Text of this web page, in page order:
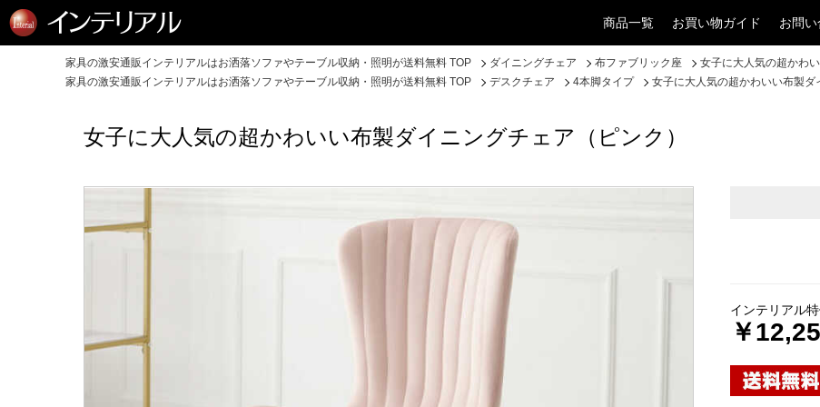
商品一覧 お買い物ガイド お問
家具の激安通販インテリアルはお洒落ソファやテーブル収納・照明が送料無料 TOP ダイニングチェア 布ファブリック座
女子に大人気の超かわ
家具の激安通販インテリアルはお洒落ソファやテーブル収納・照明が送料無料 TOP
デスクチェア 4本脚タイプ 女子に大人気の超かわいい布製ダ
女子に大人気の超かわいい布製ダイニングチェア（ピンク）
インテリアル
￥